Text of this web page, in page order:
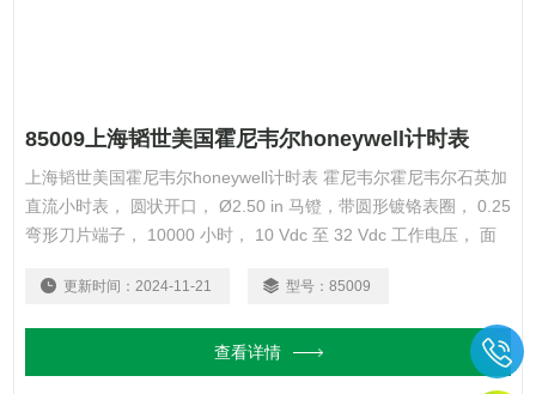
85009上海韬世美国霍尼韦尔honeywell计时表
上海韬世美国霍尼韦尔honeywell计时表 霍尼韦尔霍尼韦尔石英加
直流小时表， 圆状开口， Ø2.50 in 马镫，带圆形镀铬表圈， 0.25
弯形刀片端子， 10000 小时， 10 Vdc 至 32 Vdc 工作电压， 面
黑白数字， 小时轮：黑白数字， 顶部标志：霍尼韦尔石英， 徽标
更新时间： 2024-11-21 型号： 85009
查看详情